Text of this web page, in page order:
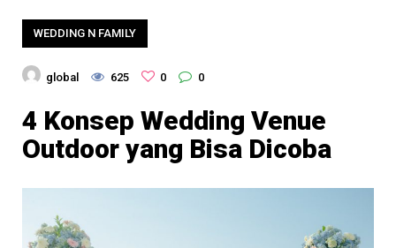
WEDDING N FAMILY
global 625 0 0
4 Konsep Wedding Venue
Outdoor yang Bisa Dicoba